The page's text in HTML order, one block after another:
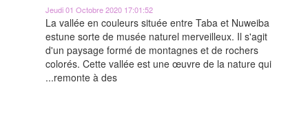
Jeudi 01 Octobre 2020 17:01:52
La vallée en couleurs située entre Taba et Nuweiba
est‫ une sorte de musée naturel merveilleux. Il s'agit
d'un paysage formé de montagnes et de rochers
colorés. Cette vallée est une œuvre de la nature qui
remonte à des...